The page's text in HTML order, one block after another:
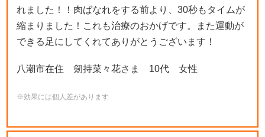
れました！！肉ばなれをする前より、30秒もタイムが
縮まりました！これも治療のおかげです。また運動が
できる足にしてくれてありがとうございます！
八潮市在住 剱持菜々花さま 10代 女性
※効果には個人差があります